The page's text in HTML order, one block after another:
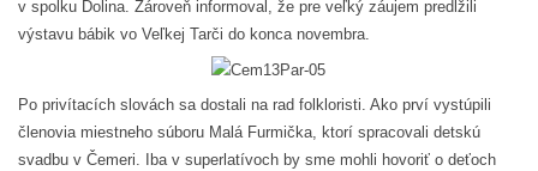
v spolku Dolina. Zároveň informoval, že pre veľký záujem predĺžili
výstavu bábik vo Veľkej Tarči do konca novembra.
Po privítacích slovách sa dostali na rad folkloristi. Ako prví vystúpili
členovia miestneho súboru Malá Furmička, ktorí spracovali detskú
svadbu v Čemeri. Iba v superlatívoch by sme mohli hovoriť o deťoch